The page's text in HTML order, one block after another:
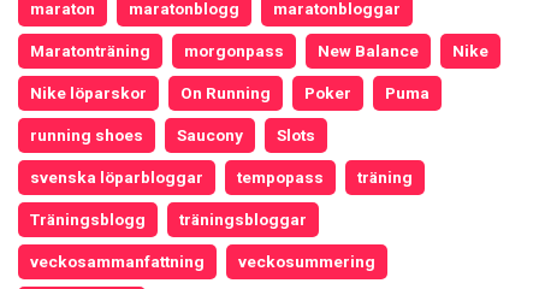
maraton maratonblogg maratonbloggar
Maratonträning morgonpass New Balance Nike
Nike löparskor On Running Poker Puma
running shoes Saucony Slots
svenska löparbloggar tempopass träning
Träningsblogg träningsbloggar
veckosammanfattning veckosummering